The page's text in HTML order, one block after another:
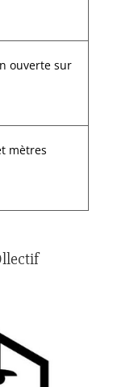
ouverte sur
mètres